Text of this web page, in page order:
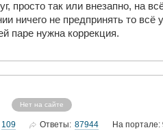
просто так или внезапно, на
ничего не предпринять то
паре нужна коррекция.
Нет на сайте
109 Ответы: 87944 На портале: